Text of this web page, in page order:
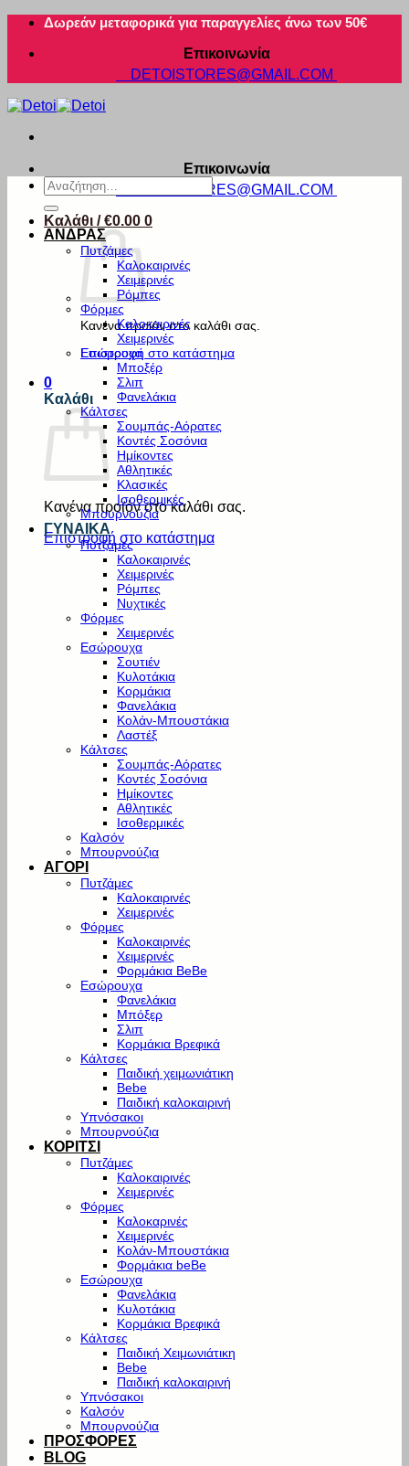
Μετάβαση
περιεχόμενο
Δωρεάν μεταφορικά για παραγγελίες άνω των 50€
Επικοινωνία
DETOISTORES@GMAIL.COM
Επικοινωνία
DETOISTORES@GMAIL.COM
Καλάθι /€0.00 0
Κανένα προϊόν στο καλάθι σας.
Επιστροφή στο κατάστημα
0
Καλάθι
Κανένα προϊόν στο καλάθι σας.
Επιστροφή στο κατάστημα
Αναζήτηση
για:
ΑΝΔΡΑΣ
Πυτζάμες
Καλοκαιρινές
Χειμερινές
Ρόμπες
Φόρμες
Καλοκαιρινές
Χειμερινές
Εσώρουχα
Μποξέρ
Σλιπ
Φανελάκια
Κάλτσες
Σουμπάς-Αόρατες
Κοντές Σοσόνια
Ημίκοντες
Αθλητικές
Κλασικές
Ισοθερμικές
Μπουρνούζια
ΓΥΝΑΙΚΑ
Πυτζάμες
Καλοκαιρινές
Χειμερινές
Ρόμπες
Νυχτικές
Φόρμες
Χειμερινές
Εσώρουχα
Σουτιέν
Κυλοτάκια
Κορμάκια
Φανελάκια
Κολάν-Μπουστάκια
Λαστέξ
Κάλτσες
Σουμπάς-Αόρατες
Κοντές Σοσόνια
Ημίκοντες
Αθλητικές
Ισοθερμικές
Καλσόν
Μπουρνούζια
ΑΓΟΡΙ
Πυτζάμες
Καλοκαιρινές
Χειμερινές
Φόρμες
Καλοκαιρινές
Χειμερινές
Φορμάκια BeBe
Εσώρουχα
Φανελάκια
Μπόξερ
Σλιπ
Κορμάκια Βρεφικά
Κάλτσες
Παιδική χειμωνιάτικη
Bebe
Παιδική καλοκαιρινή
Υπνόσακοι
Μπουρνούζια
ΚΟΡΙΤΣΙ
Πυτζάμες
Καλοκαιρινές
Χειμερινές
Φόρμες
Καλοκαρινές
Χειμερινές
Κολάν-Μπουστάκια
Φορμάκια beBe
Εσώρουχα
Φανελάκια
Κυλοτάκια
Κορμάκια Βρεφικά
Κάλτσες
Παιδική Χειμωνιάτικη
Bebe
Παιδική καλοκαιρινή
Υπνόσακοι
Καλσόν
Μπουρνούζια
ΠΡΟΣΦΟΡΕΣ
BLOG